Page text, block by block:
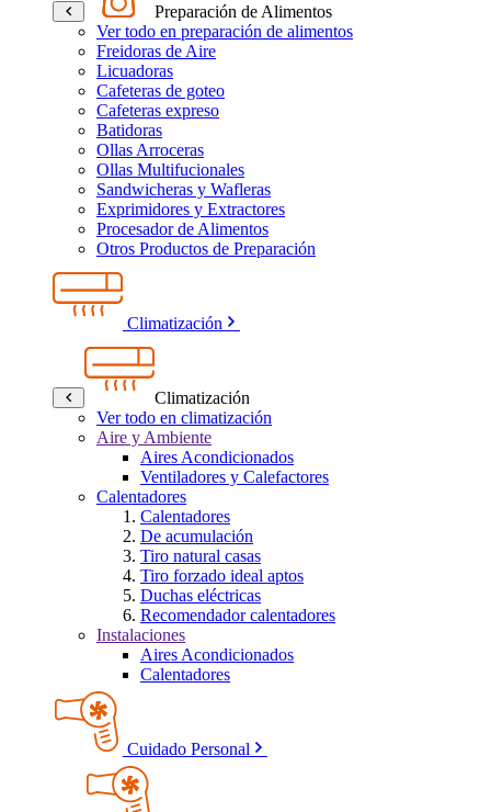
Preparación de Alimentos
Ver todo en preparación de alimentos
Freidoras de Aire
Licuadoras
Cafeteras de goteo
Cafeteras expreso
Batidoras
Ollas Arroceras
Ollas Multifucionales
Sandwicheras y Wafleras
Exprimidores y Extractores
Procesador de Alimentos
Otros Productos de Preparación
Climatización
Climatización
Ver todo en climatización
Aire y Ambiente
Aires Acondicionados
Ventiladores y Calefactores
Calentadores
Calentadores
De acumulación
Tiro natural casas
Tiro forzado ideal aptos
Duchas eléctricas
Recomendador calentadores
Instalaciones
Aires Acondicionados
Calentadores
Cuidado Personal